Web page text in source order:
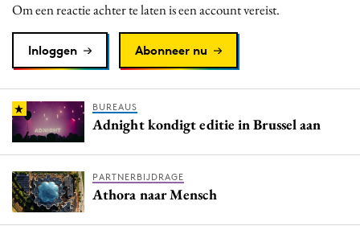
Purpose Marketing
Reputatie & crisis
Om een reactie achter te laten is een account vereist.
Inloggen Abonneer nu
BUREAUS
Adnight kondigt editie in Brussel aan
PARTNERBIJDRAGE
Athora naar Mensch